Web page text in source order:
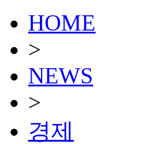
HOME
>
NEWS
>
경제